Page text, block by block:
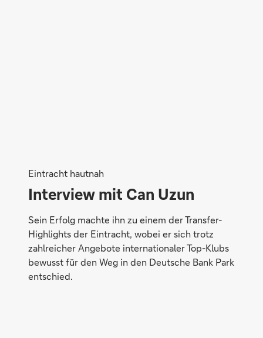
Eintracht hautnah
Interview mit Can Uzun
Sein Erfolg machte ihn zu einem der Transfer-
Highlights der Eintracht, wobei er sich trotz
zahlreicher Angebote internationaler Top-Klubs
bewusst für den Weg in den Deutsche Bank Park
entschied.